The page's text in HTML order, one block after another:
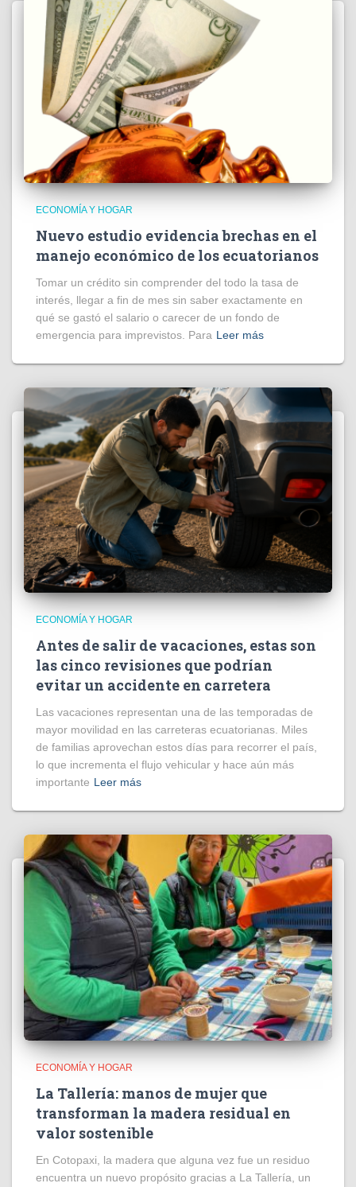
ECONOMÍA Y HOGAR
Nuevo estudio evidencia brechas en el
manejo económico de los ecuatorianos
Tomar un crédito sin comprender del todo la tasa de
interés, llegar a fin de mes sin saber exactamente en
qué se gastó el salario o carecer de un fondo de
emergencia para imprevistos. Para Leer más
ECONOMÍA Y HOGAR
Antes de salir de vacaciones, estas son
las cinco revisiones que podrían
evitar un accidente en carretera
Las vacaciones representan una de las temporadas de
mayor movilidad en las carreteras ecuatorianas. Miles
de familias aprovechan estos días para recorrer el país,
lo que incrementa el flujo vehicular y hace aún más
importante Leer más
ECONOMÍA Y HOGAR
La Tallería: manos de mujer que
transforman la madera residual en
valor sostenible
En Cotopaxi, la madera que alguna vez fue un residuo
encuentra un nuevo propósito gracias a La Tallería, un